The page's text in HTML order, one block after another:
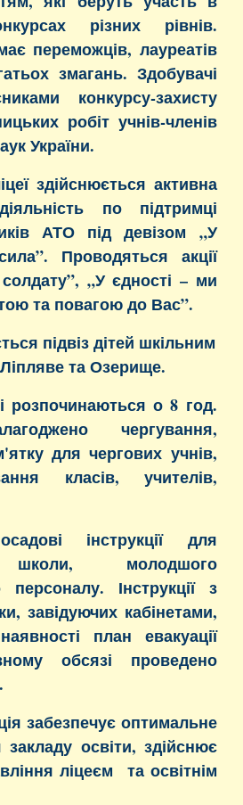
різних рівнів.
переможців, лауреатів
змагань. Здобувачі
конкурсу-захисту
робіт учнів-членів
України.
здійснюється активна
по підтримці
АТО під девізом „У
Проводяться акції
„У єдності – ми
та повагою до Вас”.
підвіз дітей шкільним
та Озерище.
розпочинаються о 8 год.
чергування,
для чергових учнів,
класів, учителів,
інструкції для
школи, молодшого
персоналу. Інструкції з
завідуючих кабінетами,
план евакуації
обсязі проведено
забезпечує оптимальне
освіти, здійснює
ліцеєм та освітнім